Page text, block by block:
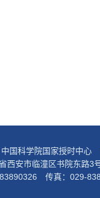
国科学院国家授时中心
西安市临潼区书院东路
传真：029-